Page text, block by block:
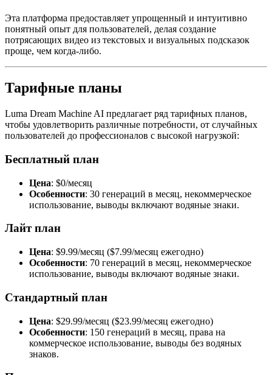
Эта платформа предоставляет упрощенный и интуитивно
понятный опыт для пользователей, делая создание
потрясающих видео из текстовых и визуальных подсказок
проще, чем когда-либо.
Тарифные планы
Luma Dream Machine AI предлагает ряд тарифных планов,
чтобы удовлетворить различные потребности, от случайных
пользователей до профессионалов с высокой нагрузкой:
Бесплатный план
Цена: $0/месяц
Особенности: 30 генераций в месяц, некоммерческое
использование, выводы включают водяные знаки.
Лайт план
Цена: $9.99/месяц ($7.99/месяц ежегодно)
Особенности: 70 генераций в месяц, некоммерческое
использование, выводы включают водяные знаки.
Стандартный план
Цена: $29.99/месяц ($23.99/месяц ежегодно)
Особенности: 150 генераций в месяц, права на
коммерческое использование, выводы без водяных
знаков.